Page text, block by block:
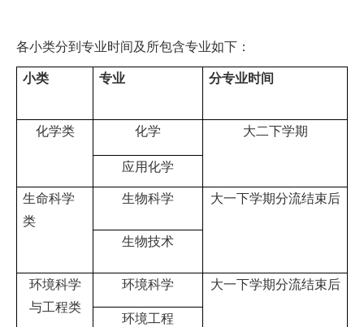
各小类分到专业时间及所包含专业如下：
小类 专业 分专业时间
化学类 化学 大二下学期
应用化学
生命科学
类
生物科学 大一下学期分流结束后
生物技术
环境科学
与工程类
环境科学 大一下学期分流结束后
环境工程